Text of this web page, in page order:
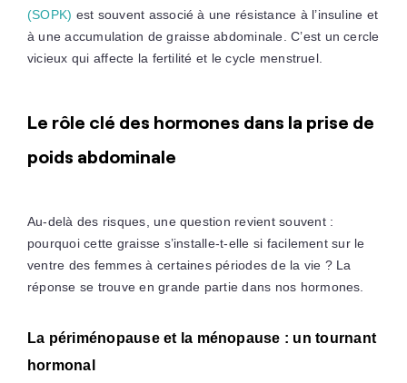
(SOPK) est souvent associé à une résistance à l’insuline et
à une accumulation de graisse abdominale. C’est un cercle
vicieux qui affecte la fertilité et le cycle menstruel.
Le rôle clé des hormones dans la prise de
poids abdominale
Au-delà des risques, une question revient souvent :
pourquoi cette graisse s’installe-t-elle si facilement sur le
ventre des femmes à certaines périodes de la vie ? La
réponse se trouve en grande partie dans nos hormones.
La périménopause et la ménopause : un tournant
hormonal